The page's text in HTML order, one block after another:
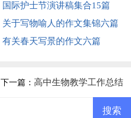
国际护士节演讲稿集合15篇
关于写物喻人的作文集锦六篇
有关春天写景的作文六篇
下一篇： 高中生物教学工作总结